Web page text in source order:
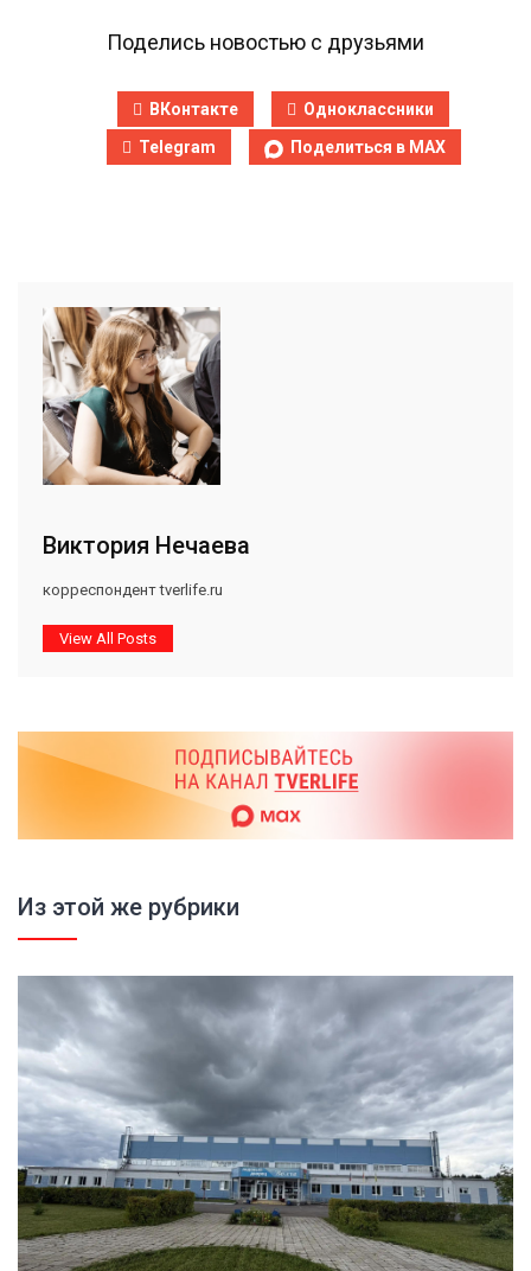
Поделись новостью с друзьями
ВКонтакте
Одноклассники
Telegram
Поделиться в MAX
Виктория Нечаева
корреспондент tverlife.ru
View All Posts
Из этой же рубрики